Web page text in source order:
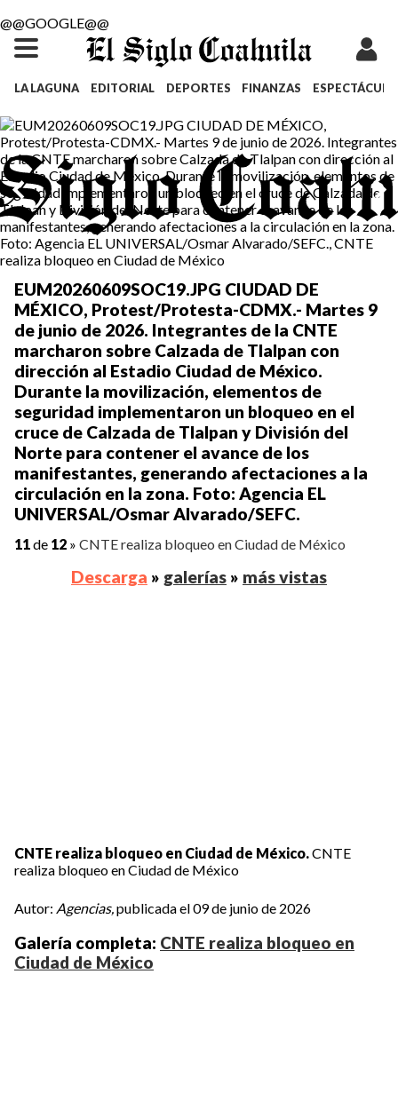
@@GOOGLE@@
LA LAGUNA EDITORIAL DEPORTES FINANZAS
EUM20260609SOC19.JPG CIUDAD DE
MÉXICO, Protest/Protesta-CDMX.- Martes 9
de junio de 2026. Integrantes de la CNTE
marcharon sobre Calzada de Tlalpan con
dirección al Estadio Ciudad de México.
Durante la movilización, elementos de
seguridad implementaron un bloqueo en el
cruce de Calzada de Tlalpan y División del
Norte para contener el avance de los
manifestantes, generando afectaciones a la
circulación en la zona. Foto: Agencia EL
UNIVERSAL/Osmar Alvarado/SEFC.
11de 12 » CNTE realiza bloqueo en Ciudad de México
Descarga » galerías » más vistas
CNTE realiza bloqueo en Ciudad de México.CNTE
realiza bloqueo en Ciudad de México
Autor: Agencias,publicada el 09 de junio de 2026
Galería completa: CNTE realiza bloqueo en
Ciudad de México